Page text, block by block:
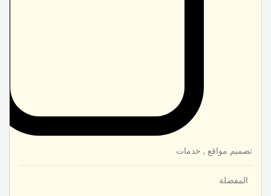
تصميم مواقع , خدمات
المفضلة